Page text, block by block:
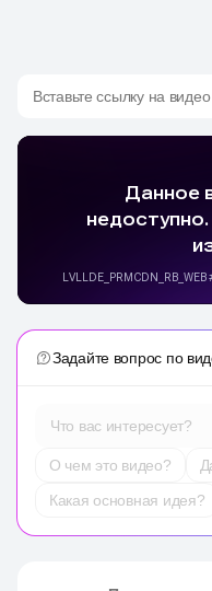
Вставьте ссылку на видео
Задайте вопрос по
Что вас интересует?
О чем это видео?
Какая основная идея?